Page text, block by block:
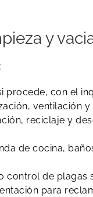
y
procede, con el
ventilación
reciclaje y
de cocina,
control de plagas
para